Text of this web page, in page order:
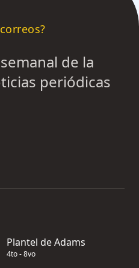
de la
periódicas
Plantel de Adams
4to - 8vo